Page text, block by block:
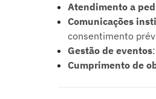
Atendimento a
Comunicações
consentimento
Gestão de eventos
Cumprimento de